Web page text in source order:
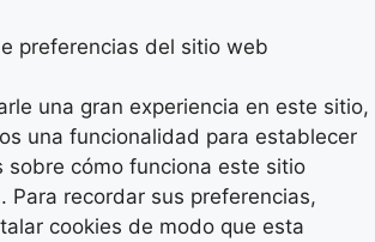
preferencias del sitio web
una gran experiencia en este sitio,
una funcionalidad para establecer
sobre cómo funciona este sitio
Para recordar sus preferencias,
cookies de modo que esta